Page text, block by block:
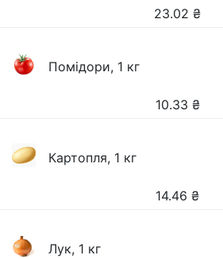
23.02 ₴
Помідори, 1 кг
10.33 ₴
Картопля, 1 кг
14.46 ₴
Лук, 1 кг